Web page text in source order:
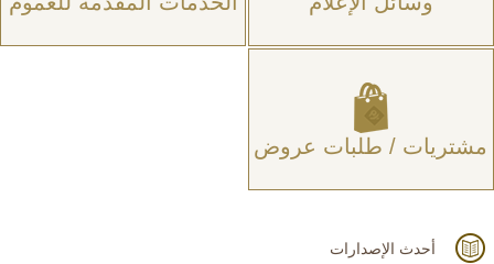
مشتريات / طلبات عروض
أحدث الإصدارات